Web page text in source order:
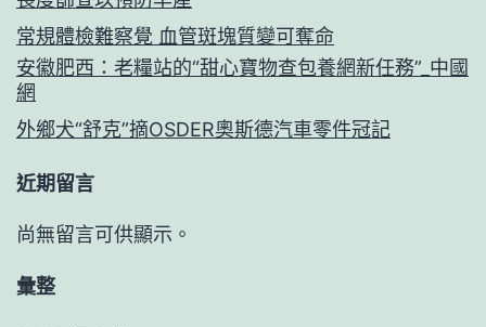
常規體檢難察覺 血管斑塊質變可奪命
安徽肥西：老糧站的“甜心寶物查包養網新任務”_中國
網
外鄉犬“舒克”摘OSDER奧斯德汽車零件冠記
近期留言
尚無留言可供顯示。
彙整